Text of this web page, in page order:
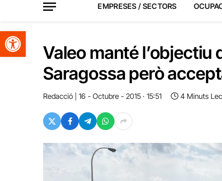
Obre la barra d'eines
EMPRESES / SECTORS
Valeo manté l’objectiu
Saragossa però
Redacció 16 - Octubre - 2015 · 15:51 4 Minuts